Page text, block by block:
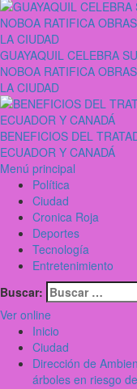
GUAYAQUIL CELEBRA
NOBOA RATIFICA
LA CIUDAD
BENEFICIOS DEL
ECUADOR Y CANADÁ
Menú principal
Política
Ciudad
Cronica Roja
Deportes
Tecnología
Entretenimiento
Buscar:
Ver online
Inicio
Ciudad
Dirección de
árboles en riesgo